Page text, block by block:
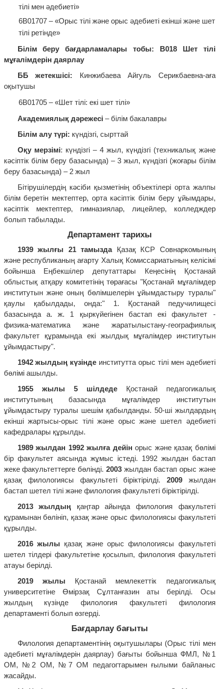
тілі мен әдебиеті»
6В01707 – «Орыс тілі және орыс әдебиеті екінші және шет
тілі ретінде»
Білім беру бағдарламалары тобы: В018 Шет тілі
мұғалімдерін даярлау
ББ жетекшісі: Кинжибаева Айгуль Серикбаевна-аға
оқытушы
6В01705 – «Шет тілі: екі шет тілі»
Академиялық дәрежесі – білім бакалавры
Білім алу түрі: күндізгі, сырттай
Оқу мерзімі: күндізгі – 4 жыл, күндізгі (техникалық және
кәсіптік білім беру базасында) – 3 жыл, күндізгі (жоғары білім
беру базасында) – 2 жыл
Бітірушілердің кәсіби қызметінің объектілері орта жалпы
білім беретін мектептер, орта кәсіптік білім беру ұйымдары,
кәсіптік мектептер, гимназиялар, лицейлер, колледждер
болып табылады.
Департамент тарихы
1939 жылғы 21 тамыздаҚазақ КСР Совнаркомының
және республиканың ағарту Халық Комиссариатының келісімі
бойынша Еңбекшілер депутаттары Кеңесінің Қостанай
облыстық атқару комитетінің төрағасы "Қостанай мұғалімдер
институтын және оның бөлімшелерін ұйымдастыру туралы"
қаулы қабылдады, онда:" 1. Қостанай педучилищесі
базасында а. ж. 1 қыркүйегінен бастап екі факультет -
физика-математика және жаратылыстану-географиялық
факультет құрамында екі жылдық мұғалімдер институтын
ұйымдастыру".
1942 жылдың күзінде институтта орыс тілі мен әдебиеті
бөлімі ашылды.
1955 жылы 5 шілдедеҚостанай педагогикалық
институтының базасында мұғалімдер институтын
ұйымдастыру туралы шешім қабылданды. 50-ші жылдардың
екінші жартысы-орыс тілі және орыс және шетел әдебиеті
кафедралары құрылды.
1989 жылдан 1992 жылға дейін орыс және қазақ бөлімі
бір факультет аясында жұмыс істеді. 1992 жылдан бастап
жеке факультеттерге бөлінді.2003 жылдан бастап орыс және
қазақ филологиясы факультеті біріктірілді. 2009жылдан
бастап шетел тілі және филология факультеті біріктірілді.
2013 жылдың қаңтар айында филология факультеті
құрамынан бөлініп, қазақ және орыс филологиясы факультеті
құрылды.
2016 жылы қазақ және орыс филологиясы факультеті
шетел тілдері факультетіне қосылып, филология факультеті
атауы берілді.
2019 жылы Қостанай мемлекеттік педагогикалық
университетіне Өмірзақ Сұлтанғазин аты берілді. Осы
жылдың күзінде филология факультеті филология
департаменті болып өзгерді.
Бағдарлау бағыты
Филология департаментінің оқытушылары (Орыс тілі мен
әдебиеті мұғалімдерін даярлау) бағыты бойынша ФМЛ, №1
ОМ, №2 ОМ, №7 ОМ педагогтарымен ғылыми байланыс
жасайды.